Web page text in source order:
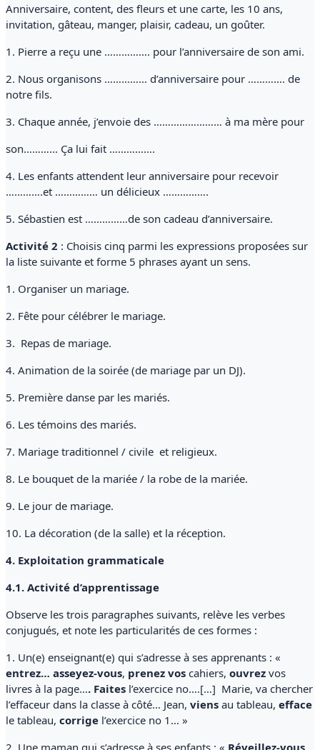
Anniversaire, content, des fleurs et une carte, les 10 ans,
invitation, gâteau, manger, plaisir, cadeau, un goûter.
1. Pierre a reçu une ……………. pour l’anniversaire de son ami.
2. Nous organisons …………… d’anniversaire pour …………. de
notre fils.
3. Chaque année, j’envoie des …………………… à ma mère pour
son………... Ça lui fait …………….
4. Les enfants attendent leur anniversaire pour recevoir
………….et …………… un délicieux …………….
5. Sébastien est ……………de son cadeau d’anniversaire.
Activité 2 : Choisis cinq parmi les expressions proposées sur
la liste suivante et forme 5 phrases ayant un sens.
1. Organiser un mariage.
2. Fête pour célébrer le mariage.
3. Repas de mariage.
4. Animation de la soirée (de mariage par un DJ).
5. Première danse par les mariés.
6. Les témoins des mariés.
7. Mariage traditionnel / civile et religieux.
8. Le bouquet de la mariée / la robe de la mariée.
9. Le jour de mariage.
10. La décoration (de la salle) et la réception.
4. Exploitation grammaticale
4.1. Activité d’apprentissage
Observe les trois paragraphes suivants, relève les verbes
conjugués, et note les particularités de ces formes :
1. Un(e) enseignant(e) qui s’adresse à ses apprenants : «
entrez… asseyez-vous, prenez vos cahiers, ouvrez vos
livres à la page…. Faites l’exercice no….[…] Marie, va chercher
l’effaceur dans la classe à côté… Jean, viens au tableau, efface
le tableau, corrige l’exercice no 1… »
2. Une maman qui s’adresse à ses enfants : « Réveillez-vous